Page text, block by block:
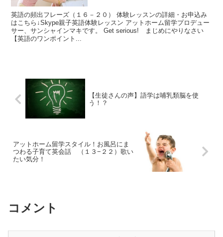
英語の頻出フレーズ（１６－２０） 体験レッスンの詳細・お申込み
はこちら↓Skype親子英語体験レッスン アットホーム留学プロデュー
サー、サンシャインマキです。 Get serious! まじめにやりなさい
【英語のワンポイント...
【生徒さんの声】語学は哺乳類脳を使
う！？
アットホーム留学スタイル！お風呂にま
つわる子育て英会話 （１３−２２）歌い
たい気分！
コメント